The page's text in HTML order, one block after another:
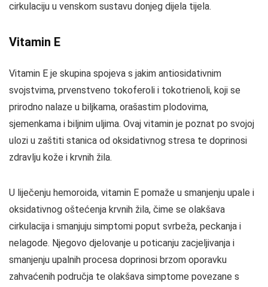
cirkulaciju u venskom sustavu donjeg dijela tijela.
Vitamin E
Vitamin E je skupina spojeva s jakim antiosidativnim
svojstvima, prvenstveno tokoferoli i tokotrienoli, koji se
prirodno nalaze u biljkama, orašastim plodovima,
sjemenkama i biljnim uljima. Ovaj vitamin je poznat po svojoj
ulozi u zaštiti stanica od oksidativnog stresa te doprinosi
zdravlju kože i krvnih žila.
U liječenju hemoroida, vitamin E pomaže u smanjenju upale i
oksidativnog oštećenja krvnih žila, čime se olakšava
cirkulacija i smanjuju simptomi poput svrbeža, peckanja i
nelagode. Njegovo djelovanje u poticanju zacjeljivanja i
smanjenju upalnih procesa doprinosi brzom oporavku
zahvaćenih područja te olakšava simptome povezane s